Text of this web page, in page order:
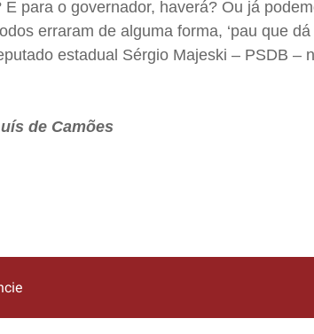
para o governador, haverá? Ou já
erraram de alguma forma, ‘pau que
estadual Sérgio Majeski – PSDB –
de Camões